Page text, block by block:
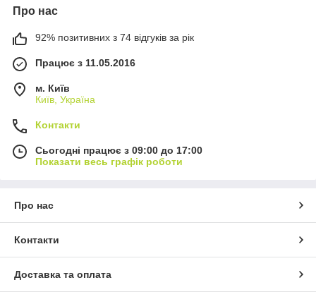
Про нас
92% позитивних з 74 відгуків за рік
Працює з 11.05.2016
м. Київ
Київ, Україна
Контакти
Сьогодні працює з 09:00 до 17:00
Показати весь графік роботи
Про нас
Контакти
Доставка та оплата